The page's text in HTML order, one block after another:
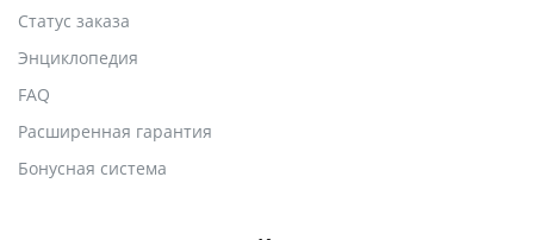
Статус заказа
Энциклопедия
FAQ
Расширенная гарантия
Бонусная система